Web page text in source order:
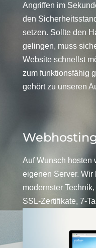
Angriffen im
den
setzen. Sollte den
gelingen, muss
Website schnellst
zum funktionsfähig
gehört zu unseren
Auf Wunsch hosten
eigenen Server.
modernster
SSL-Zertifikate, 7-